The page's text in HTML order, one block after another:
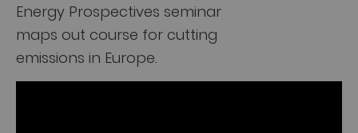
Energy Prospectives seminar
maps out course for cutting
emissions in Europe.